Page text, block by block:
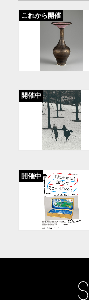
これから開催
開催中
開催中